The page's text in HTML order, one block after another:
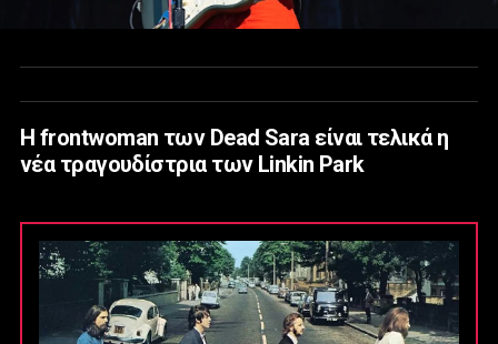
Η frontwoman των Dead Sara είναι τελικά η
νέα τραγουδίστρια των Linkin Park